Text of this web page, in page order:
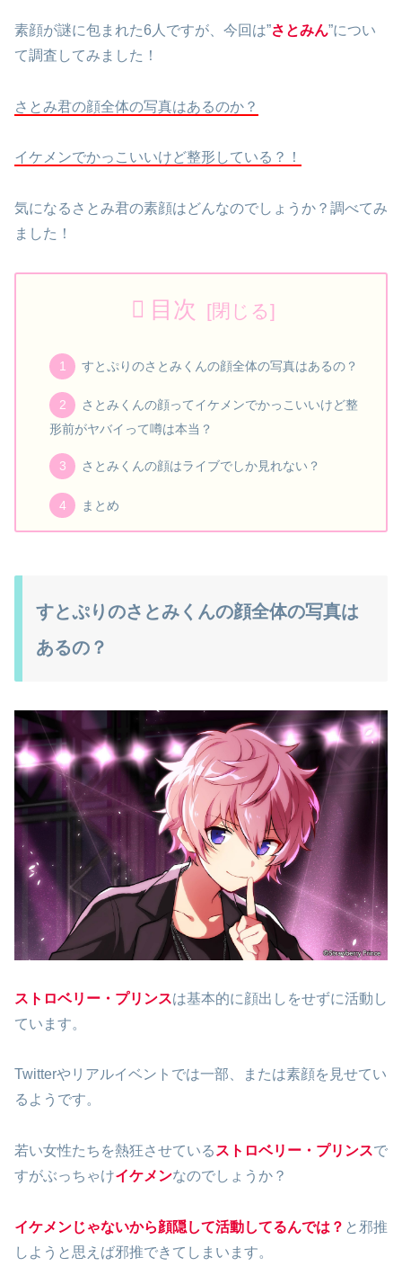
素顔が謎に包まれた6人ですが、今回は”さとみん”につい
て調査してみました！
さとみ君の顔全体の写真はあるのか？
イケメンでかっこいいけど整形している？！
気になるさとみ君の素顔はどんなのでしょうか？調べてみ
ました！
目次
すとぷりのさとみくんの顔全体の写真はあるの？
さとみくんの顔ってイケメンでかっこいいけど整
形前がヤバイって噂は本当？
さとみくんの顔はライブでしか見れない？
まとめ
すとぷりのさとみくんの顔全体の写真は
あるの？
ストロベリー・プリンスは基本的に顔出しをせずに活動し
ています。
Twitterやリアルイベントでは一部、または素顔を見せてい
るようです。
若い女性たちを熱狂させている ストロベリー・プリンスで
すがぶっちゃけイケメンなのでしょうか？
イケメンじゃないから顔隠して活動してるんでは？ と邪推
しようと思えば邪推できてしまいます。